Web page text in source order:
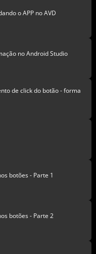
o APP no AVD
no Android Studio
de click do botão - forma
botões - Parte 1
botões - Parte 2